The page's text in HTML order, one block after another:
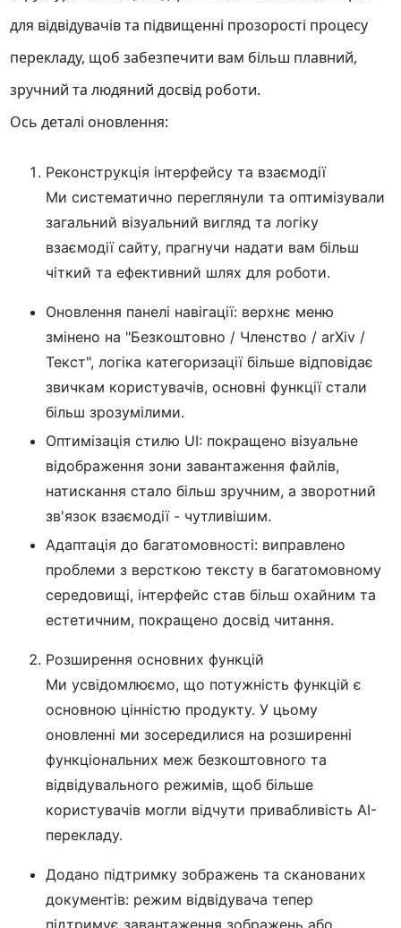
для відвідувачів та підвищенні прозорості процесу
перекладу, щоб забезпечити вам більш плавний,
зручний та людяний досвід роботи.
Ось деталі оновлення:
Реконструкція інтерфейсу та взаємодії
Ми систематично переглянули та оптимізували
загальний візуальний вигляд та логіку
взаємодії сайту, прагнучи надати вам більш
чіткий та ефективний шлях для роботи.
Оновлення панелі навігації: верхнє меню
змінено на "Безкоштовно / Членство / arXiv /
Текст", логіка категоризації більше відповідає
звичкам користувачів, основні функції стали
більш зрозумілими.
Оптимізація стилю UI: покращено візуальне
відображення зони завантаження файлів,
натискання стало більш зручним, а зворотний
зв'язок взаємодії - чутливішим.
Адаптація до багатомовності: виправлено
проблеми з версткою тексту в багатомовному
середовищі, інтерфейс став більш охайним та
естетичним, покращено досвід читання.
Розширення основних функцій
Ми усвідомлюємо, що потужність функцій є
основною цінністю продукту. У цьому
оновленні ми зосередилися на розширенні
функціональних меж безкоштовного та
відвідувального режимів, щоб більше
користувачів могли відчути привабливість AI-
перекладу.
Додано підтримку зображень та сканованих
документів: режим відвідувача тепер
підтримує завантаження зображень або